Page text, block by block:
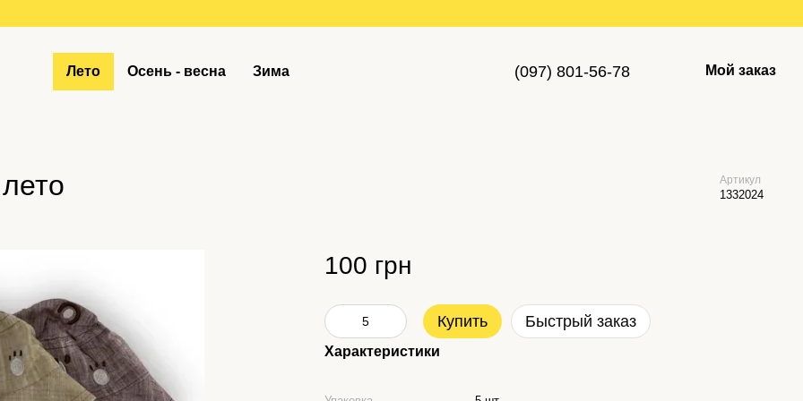
Лето Осень - весна Зима (097) 801-56-78 Мой заказ
Артикул
1332024
100 грн
Купить Быстрый заказ
Характеристики